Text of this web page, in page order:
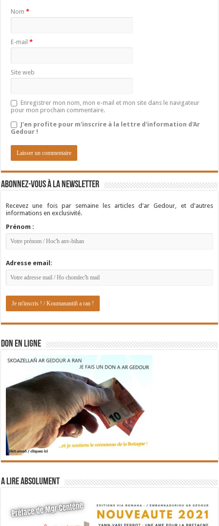
Nom*
E-mail*
Site web
Enregistrer mon nom, mon e-mail et mon site dans le navigateur
pour mon prochain commentaire.
J'en profite pour m'inscrire à la lettre d'information d'Ar
Gedour !
Abonnez-vous à la newsletter
Recevez une fois par semaine les articles d'ar Gedour, et d'autres
informations en exclusivité.
Prénom :
Adresse email:
DON EN LIGNE
A lire absolument